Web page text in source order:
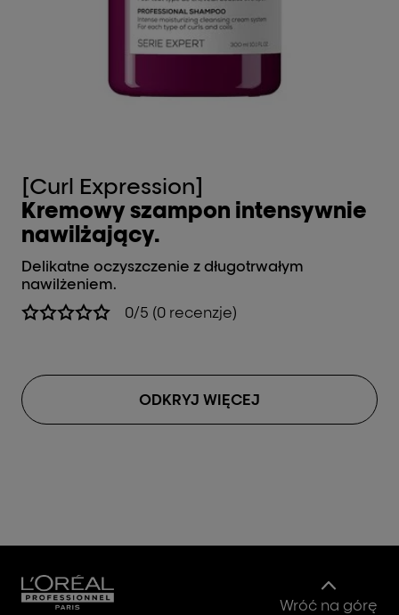
[Curl Expression]
Kremowy szampon intensywnie
nawilżający.
Delikatne oczyszczenie z długotrwałym
nawilżeniem.
0/5 (0 recenzje)
ODKRYJ WIĘCEJ
Wróć na górę